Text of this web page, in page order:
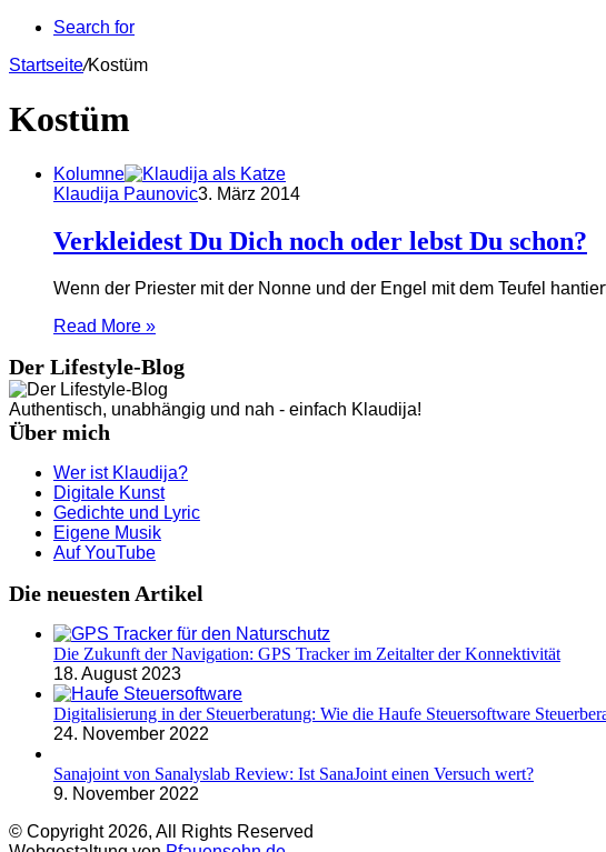
Search for
Startseite/Kostüm
Kostüm
Kolumne
Klaudija Paunovic3. März 2014
Verkleidest Du Dich noch oder lebst Du schon?
Wenn der Priester mit der Nonne und der Engel mit dem Teufel
Read More »
Der Lifestyle-Blog
Authentisch, unabhängig und nah - einfach Klaudija!
Über mich
Wer ist Klaudija?
Digitale Kunst
Gedichte und Lyric
Eigene Musik
Auf YouTube
Die neuesten Artikel
Die Zukunft der Navigation: GPS Tracker im Zeitalter der Konnektivität
18. August 2023
Digitalisierung in der Steuerberatung: Wie die Haufe Steuersoftware
24. November 2022
Sanajoint von Sanalyslab Review: Ist SanaJoint einen Versuch wert?
9. November 2022
© Copyright 2026, All Rights Reserved